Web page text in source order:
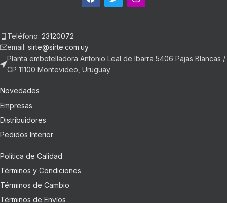
Teléfono: 23120072
email: sirte@sirte.com.uy
Planta embotelladora Antonio Leal de Ibarra 5406 Pajas Blancas /
CP 11100 Montevideo, Uruguay
Novedades
Empresas
Distribuidores
Pedidos Interior
Política de Calidad
Términos y Condiciones
Términos de Cambio
Términos de Envíos